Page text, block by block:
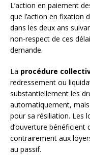
L’action en paiement
que l’action en fixation
dans les deux ans
non-respect de ces
demande.
La procédure
redressement ou
substantiellement les
automatiquement,
pour sa résiliation. Les
d’ouverture bénéficient
contrairement aux
au passif.